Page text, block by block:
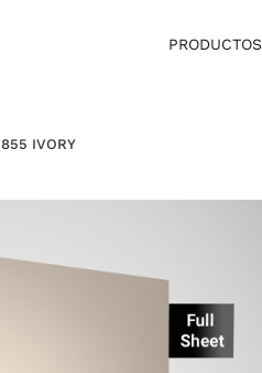
PRODUCTOS
855 IVORY